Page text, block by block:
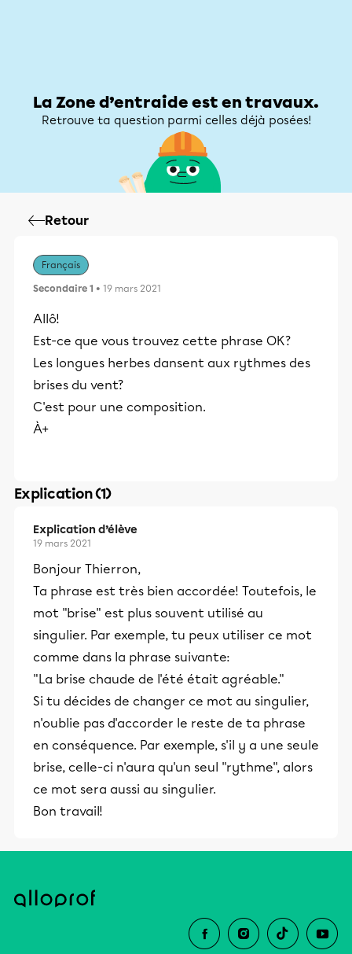
La Zone d’entraide est en travaux.
Retrouve ta question parmi celles déjà posées!
Retour
Français
Secondaire 1 • 19 mars 2021
Allô!
Est-ce que vous trouvez cette phrase OK?
Les longues herbes dansent aux rythmes des
brises du vent?
C'est pour une composition.
À+
Explication (1)
Explication d’élève
19 mars 2021
Bonjour Thierron,
Ta phrase est très bien accordée! Toutefois, le
mot "brise" est plus souvent utilisé au
singulier. Par exemple, tu peux utiliser ce mot
comme dans la phrase suivante:
"La brise chaude de l'été était agréable."
Si tu décides de changer ce mot au singulier,
n'oublie pas d'accorder le reste de ta phrase
en conséquence. Par exemple, s'il y a une seule
brise, celle-ci n'aura qu'un seul "rythme", alors
ce mot sera aussi au singulier.
Bon travail!